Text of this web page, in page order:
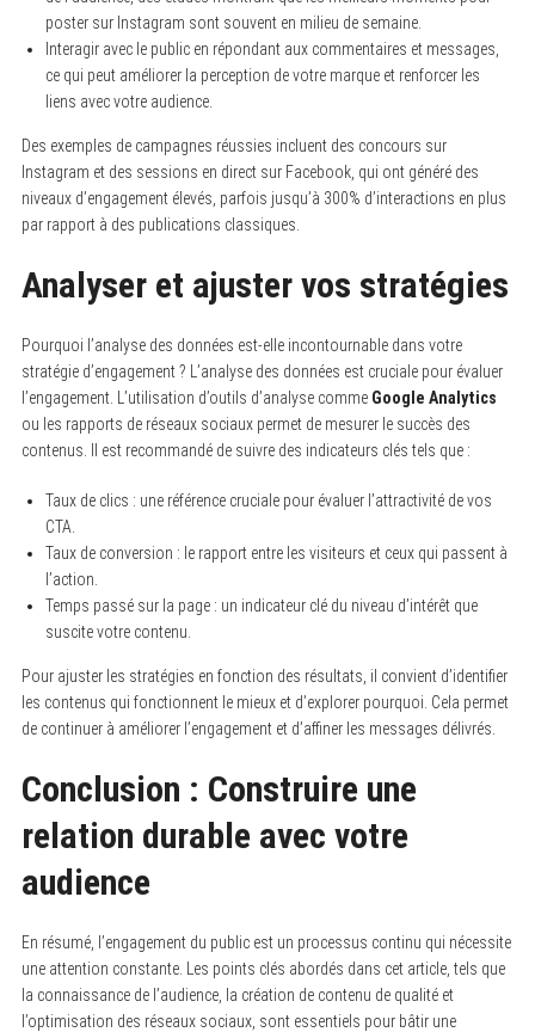
poster sur Instagram sont souvent en milieu de semaine.
Interagir avec le public en répondant aux commentaires et messages,
ce qui peut améliorer la perception de votre marque et renforcer les
liens avec votre audience.
Des exemples de campagnes réussies incluent des concours sur
Instagram et des sessions en direct sur Facebook, qui ont généré des
niveaux d’engagement élevés, parfois jusqu’à 300% d’interactions en plus
par rapport à des publications classiques.
Analyser et ajuster vos stratégies
Pourquoi l’analyse des données est-elle incontournable dans votre
stratégie d’engagement ? L’analyse des données est cruciale pour évaluer
l’engagement. L’utilisation d’outils d’analyse comme Google Analytics
ou les rapports de réseaux sociaux permet de mesurer le succès des
contenus. Il est recommandé de suivre des indicateurs clés tels que :
Taux de clics : une référence cruciale pour évaluer l’attractivité de vos
CTA.
Taux de conversion : le rapport entre les visiteurs et ceux qui passent à
l’action.
Temps passé sur la page : un indicateur clé du niveau d’intérêt que
suscite votre contenu.
Pour ajuster les stratégies en fonction des résultats, il convient d’identifier
les contenus qui fonctionnent le mieux et d’explorer pourquoi. Cela permet
de continuer à améliorer l’engagement et d’affiner les messages délivrés.
Conclusion : Construire une
relation durable avec votre
audience
En résumé, l’engagement du public est un processus continu qui nécessite
une attention constante. Les points clés abordés dans cet article, tels que
la connaissance de l’audience, la création de contenu de qualité et
l’optimisation des réseaux sociaux, sont essentiels pour bâtir une